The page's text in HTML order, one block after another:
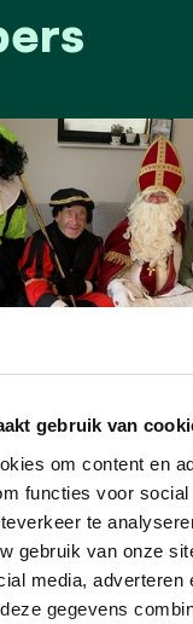
gebruik van
om content en
functies voor
te
gebruik van onze
media, adverteren
gegevens
| CD&V
pad in